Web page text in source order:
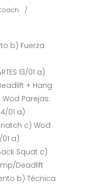
b) Fuerza
13/01 a)
+ Hang
Parejas:
01 a)
c) Wod
01 a)
Squat c)
Deadlift
b) Técnica